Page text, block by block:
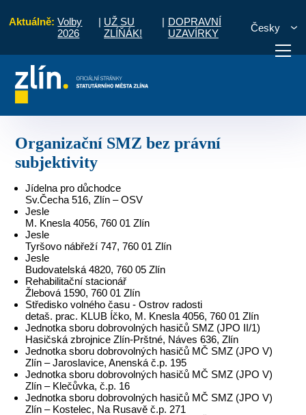
Aktuálně: Volby
2026
| UŽ SU
ZLÍŇÁK!
| DOPRAVNÍ
UZAVÍRKY
Česky
vyřídit Potřebuji zaplatit
Organizační SMZ bez právní
subjektivity
Jídelna pro důchodce
Sv.Čecha 516, Zlín – OSV
Jesle
M. Knesla 4056, 760 01 Zlín
Jesle
Tyršovo nábřeží 747, 760 01 Zlín
Jesle
Budovatelská 4820, 760 05 Zlín
Rehabilitační stacionář
Žlebová 1590, 760 01 Zlín
Středisko volného času - Ostrov radosti
detaš. prac. KLUB Íčko, M. Knesla 4056, 760 01 Zlín
Jednotka sboru dobrovolných hasičů SMZ (JPO II/1)
Hasičská zbrojnice Zlín-Prštné, Náves 636, Zlín
Jednotka sboru dobrovolných hasičů MČ SMZ (JPO V)
Zlín – Jaroslavice, Anenská č.p. 195
Jednotka sboru dobrovolných hasičů MČ SMZ (JPO V)
Zlín – Klečůvka, č.p. 16
Jednotka sboru dobrovolných hasičů MČ SMZ (JPO V)
Zlín – Kostelec, Na Rusavě č.p. 271